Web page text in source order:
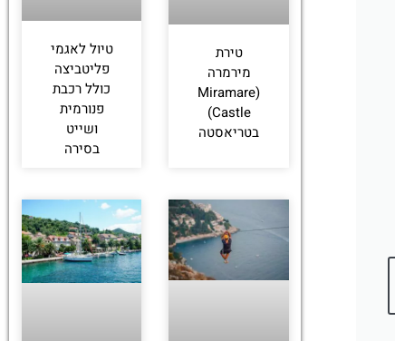
טירת
מירמרה
(Miramare
Castle)
בטריאסטה
טיול לאגמי
פליטביצה
כולל רכבת
פנורמית
ושייט
בסירה